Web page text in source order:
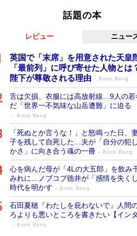
話題の本
レビュー ニュー
英国で「末席」を用意された天皇
「最前列」に呼び寄せた人物と
陛下が尊敬される理由
Book Bang
舌は欠損、衣服には高放射線…9人の若
だ「世界一不気味な山岳遭難」に迫る
Book Bang
「死ぬとか言うな！」と怒鳴った日、
子を残して自死した…夫が「自分の犯
かさ」に向き合う魂の一冊
Book Bang
心を病んだ母が「4Lの大五郎」を飲み
みれに…ノブコブ徳井が「感情を失く
時代を明かす
Book Bang
石田夏穂『わたしを庇わないで』人間
ろよりも悪いところを書きたい【イン
Book Bang